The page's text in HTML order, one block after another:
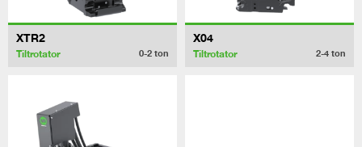
XTR2
Tiltrotator 0-2 ton
X04
Tiltrotator 2-4 ton